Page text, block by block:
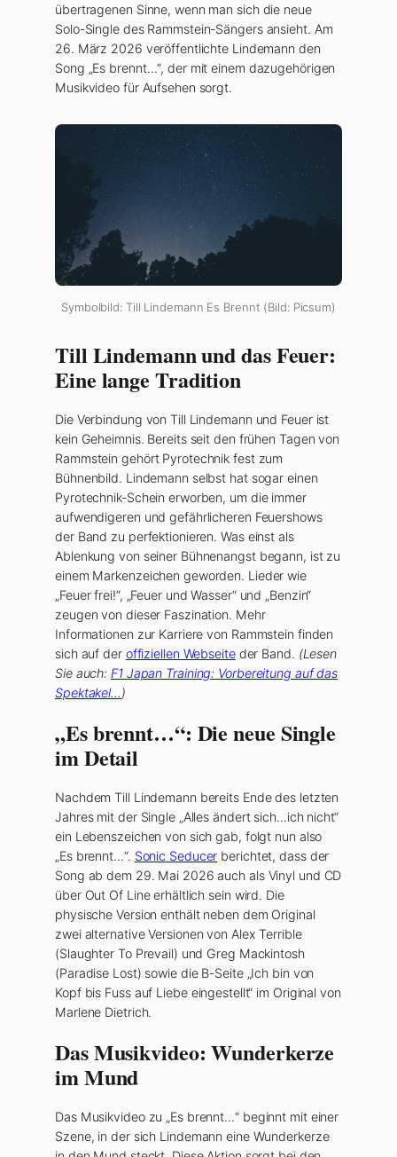
übertragenen Sinne, wenn man sich die neue
Solo-Single des Rammstein-Sängers ansieht. Am
26. März 2026 veröffentlichte Lindemann den
Song „Es brennt…“, der mit einem dazugehörigen
Musikvideo für Aufsehen sorgt.
Symbolbild: Till Lindemann Es Brennt (Bild: Picsum)
Till Lindemann und das Feuer:
Eine lange Tradition
Die Verbindung von Till Lindemann und Feuer ist
kein Geheimnis. Bereits seit den frühen Tagen von
Rammstein gehört Pyrotechnik fest zum
Bühnenbild. Lindemann selbst hat sogar einen
Pyrotechnik-Schein erworben, um die immer
aufwendigeren und gefährlicheren Feuershows
der Band zu perfektionieren. Was einst als
Ablenkung von seiner Bühnenangst begann, ist zu
einem Markenzeichen geworden. Lieder wie
„Feuer frei!“, „Feuer und Wasser“ und „Benzin“
zeugen von dieser Faszination. Mehr
Informationen zur Karriere von Rammstein finden
sich auf der offiziellen Webseiteder Band. (Lesen
Sie auch: F1 Japan Training: Vorbereitung auf das
Spektakel…)
„Es brennt…“: Die neue Single
im Detail
Nachdem Till Lindemann bereits Ende des letzten
Jahres mit der Single „Alles ändert sich…ich nicht“
ein Lebenszeichen von sich gab, folgt nun also
„Es brennt…“. Sonic Seducer berichtet, dass der
Song ab dem 29. Mai 2026 auch als Vinyl und CD
über Out Of Line erhältlich sein wird. Die
physische Version enthält neben dem Original
zwei alternative Versionen von Alex Terrible
(Slaughter To Prevail) und Greg Mackintosh
(Paradise Lost) sowie die B-Seite „Ich bin von
Kopf bis Fuss auf Liebe eingestellt“ im Original von
Marlene Dietrich.
Das Musikvideo: Wunderkerze
im Mund
Das Musikvideo zu „Es brennt…“ beginnt mit einer
Szene, in der sich Lindemann eine Wunderkerze